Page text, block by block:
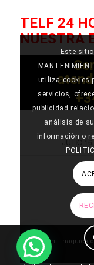
TELF 24
NUESTRA
JULIO
© Copyright -
Este
utiliza cookies
servicios,
publicidad
análisis de
información o